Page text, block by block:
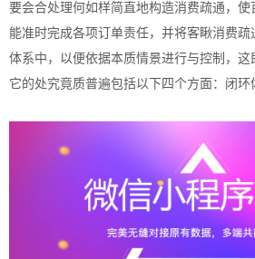
要会合处理何如样简直地构造消费疏通，使
能准时完成各项订单责任，并将客瞅消费疏
体系中，以便依据本质情景进行与控制，这
它的处究竟质普遍包括以下四个方面：闭环